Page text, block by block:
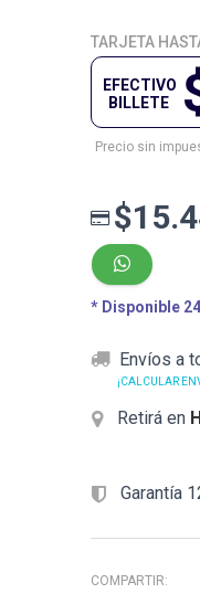
TARJETA
EFECTIVO
BILLETE
Precio sin
* Disponible
Envíos a
¡CALCULAR
Retirá en
Garantía
COMPARTIR: